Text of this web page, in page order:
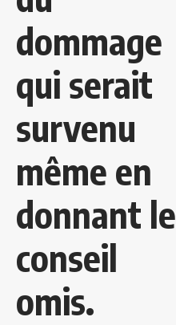
dommage
qui serait
survenu
même en
donnant le
conseil
omis.